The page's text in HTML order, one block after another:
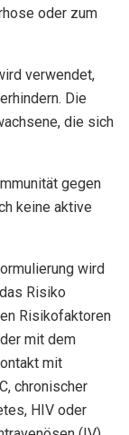
oder zum
verwendet,
Die
die sich
gegen
keine aktive
wird
Risiko
Risikofaktoren
mit dem
mit
chronischer
HIV oder